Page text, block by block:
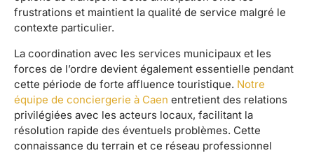
frustrations et maintient la qualité de service malgré le
contexte particulier.
La coordination avec les services municipaux et les
forces de l’ordre devient également essentielle pendant
cette période de forte affluence touristique. Notre
équipe de conciergerie à Caen entretient des relations
privilégiées avec les acteurs locaux, facilitant la
résolution rapide des éventuels problèmes. Cette
connaissance du terrain et ce réseau professionnel